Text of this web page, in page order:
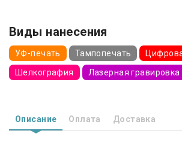
Виды нанесения
УФ-печать Тампопечать
Шелкография
Лазерная гравировка
Описание Оплата Доставка